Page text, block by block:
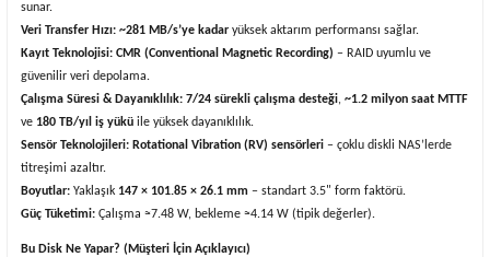
sunar.
Veri Transfer Hızı: ~281 MB/s’ye kadar yüksek aktarım performansı sağlar.
Kayıt Teknolojisi: CMR (Conventional Magnetic Recording) – RAID uyumlu ve
güvenilir veri depolama.
Çalışma Süresi & Dayanıklılık: 7/24 sürekli çalışma desteği, ~1.2 milyon saat MTTF
ve 180 TB/yıl iş yükü ile yüksek dayanıklılık.
Sensör Teknolojileri: Rotational Vibration (RV) sensörleri – çoklu diskli NAS’lerde
titreşimi azaltır.
Boyutlar: Yaklaşık 147 × 101.85 × 26.1 mm – standart 3.5" form faktörü.
Güç Tüketimi: Çalışma ≈7.48 W, bekleme ≈4.14 W (tipik değerler).
Bu Disk Ne Yapar? (Müşteri İçin Açıklayıcı)